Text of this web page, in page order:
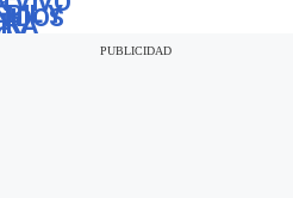
último sismo